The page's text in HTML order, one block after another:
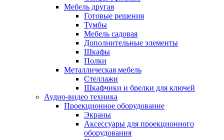
Мебель другая
Готовые решения
Тумбы
Мебель садовая
Дополнительные элементы
Шкафы
Полки
Металлическая мебель
Стеллажи
Шкафчики и брелки для ключей
Аудио-видео техника
Проекционное оборудование
Экраны
Аксессуары для проекционного
оборудования